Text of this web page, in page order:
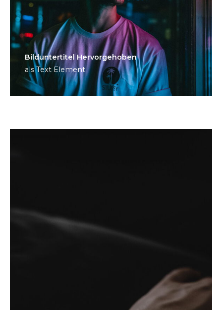
Bild­unter­titel Hervorgehoben
als Text Element